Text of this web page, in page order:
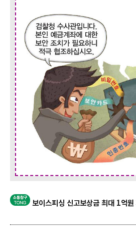
보이스피싱 신고보상금 최대 1억원